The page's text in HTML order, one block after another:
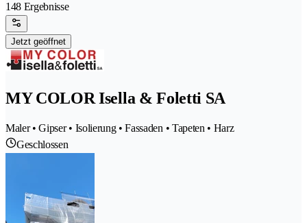
148 Ergebnisse
Jetzt geöffnet
MY COLOR Isella & Foletti SA
Maler • Gipser • Isolierung • Fassaden • Tapeten • Harz
Geschlossen